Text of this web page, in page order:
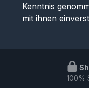
Kenntnis
mit ihnen
100%